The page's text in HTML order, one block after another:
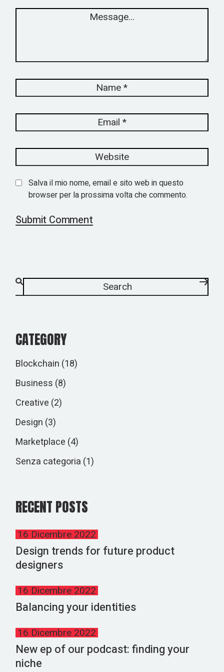
Salva il mio nome, email e sito web in questo
browser per la prossima volta che commento.
Submit Comment
CATEGORY
Blockchain (18)
Business (8)
Creative (2)
Design (3)
Marketplace (4)
Senza categoria (1)
RECENT POSTS
16 Dicembre 2022
Design trends for future product
designers
16 Dicembre 2022
Balancing your identities
16 Dicembre 2022
New ep of our podcast: finding your
niche